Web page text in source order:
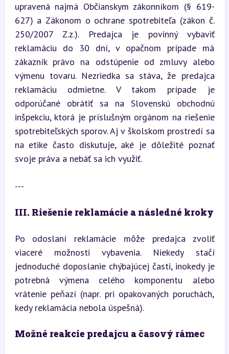
upravená najmä Občianskym zákonníkom (§ 619-
627) a Zákonom o ochrane spotrebiteľa (zákon č.
250/2007 Z.z.). Predajca je povinný vybaviť
reklamáciu do 30 dní, v opačnom prípade má
zákazník právo na odstúpenie od zmluvy alebo
výmenu tovaru. Nezriedka sa stáva, že predajca
reklamáciu odmietne. V takom prípade je
odporúčané obrátiť sa na Slovenskú obchodnú
inšpekciu, ktorá je príslušným orgánom na riešenie
spotrebiteľských sporov. Aj v školskom prostredí sa
na etike často diskutuje, aké je dôležité poznať
svoje práva a nebáť sa ich využiť.
---
III. Riešenie reklamácie a následné kroky
Po odoslaní reklamácie môže predajca zvoliť
viaceré možnosti vybavenia. Niekedy stačí
jednoduché doposlanie chýbajúcej časti, inokedy je
potrebná výmena celého komponentu alebo
vrátenie peňazí (napr. pri opakovaných poruchách,
kedy reklamácia nebola úspešná).
Možné reakcie predajcu a časový rámec